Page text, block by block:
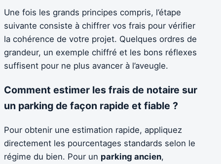
Une fois les grands principes compris, l’étape
suivante consiste à chiffrer vos frais pour vérifier
la cohérence de votre projet. Quelques ordres de
grandeur, un exemple chiffré et les bons réflexes
suffisent pour ne plus avancer à l’aveugle.
Comment estimer les frais de notaire sur
un parking de façon rapide et fiable ?
Pour obtenir une estimation rapide, appliquez
directement les pourcentages standards selon le
régime du bien. Pour un parking ancien,